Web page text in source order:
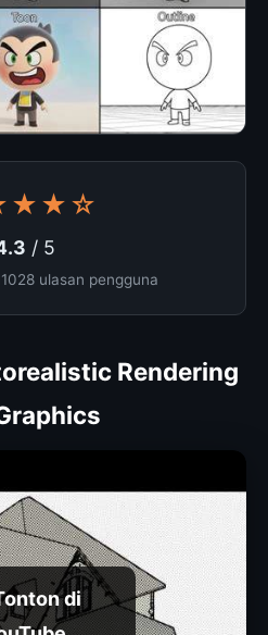
/ 5
ulasan pengguna
Rendering
di